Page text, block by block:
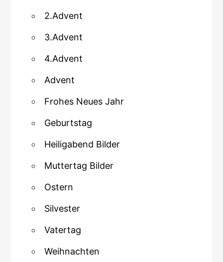
2.Advent
3.Advent
4.Advent
Advent
Frohes Neues Jahr
Geburtstag
Heiligabend Bilder
Muttertag Bilder
Ostern
Silvester
Vatertag
Weihnachten